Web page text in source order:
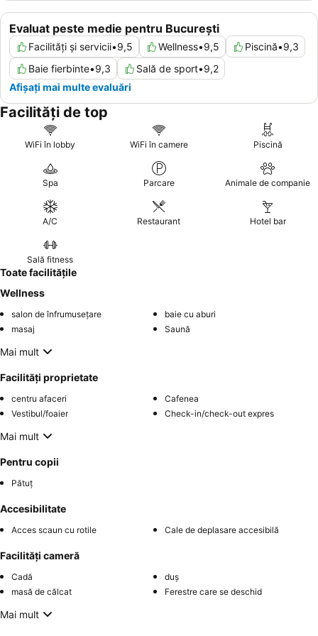
Evaluat peste medie pentru București
Facilități și servicii•9,5 Wellness•9,5 Piscină•9,3
Baie fierbinte•9,3 Sală de sport•9,2
Afișați mai multe evaluări
Facilități de top
WiFi în lobby WiFi în camere Piscină
Spa Parcare Animale de companie
A/C Restaurant Hotel bar
Sală fitness
Toate facilitățile
Wellness
salon de înfrumusețare
baie cu aburi
masaj
Saună
Mai mult
Facilități proprietate
centru afaceri
Cafenea
Vestibul/foaier
Check-in/check-out expres
Mai mult
Pentru copii
Pătuț
Accesibilitate
Acces scaun cu rotile Cale de deplasare accesibilă
Facilități cameră
Cadă
duș
masă de călcat
Ferestre care se deschid
Mai mult